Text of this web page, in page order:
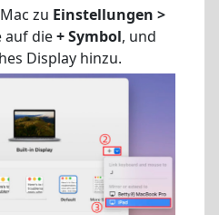
zu Einstellungen >
auf die+ Symbol, und
Display hinzu.